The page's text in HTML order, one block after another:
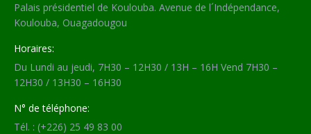
Palais présidentiel de Koulouba. Avenue de l´Indépendance,
Koulouba, Ouagadougou
Horaires:
Du Lundi au jeudi, 7H30 – 12H30 / 13H – 16H Vend 7H30 –
12H30 / 13H30 – 16H30
N° de téléphone:
Tél. : (+226) 25 49 83 00